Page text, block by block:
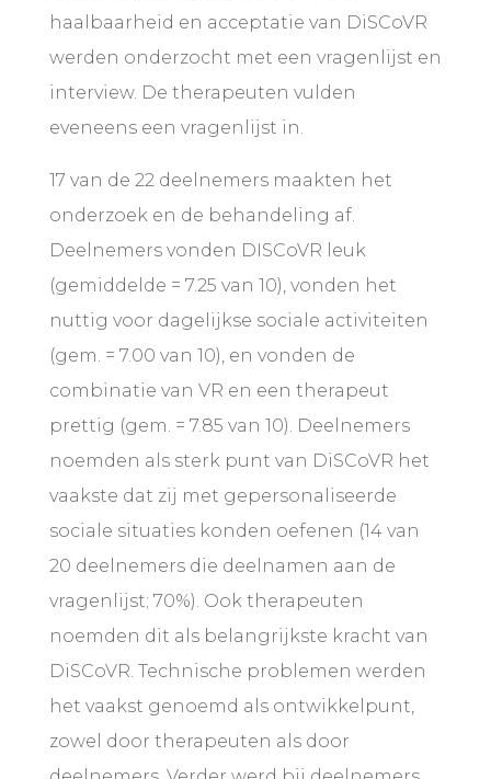
haalbaarheid en acceptatie van DiSCoVR
werden onderzocht met een vragenlijst en
interview. De therapeuten vulden
eveneens een vragenlijst in.
17 van de 22 deelnemers maakten het
onderzoek en de behandeling af.
Deelnemers vonden DISCoVR leuk
(gemiddelde = 7.25 van 10), vonden het
nuttig voor dagelijkse sociale activiteiten
(gem. = 7.00 van 10), en vonden de
combinatie van VR en een therapeut
prettig (gem. = 7.85 van 10). Deelnemers
noemden als sterk punt van DiSCoVR het
vaakste dat zij met gepersonaliseerde
sociale situaties konden oefenen (14 van
20 deelnemers die deelnamen aan de
vragenlijst; 70%). Ook therapeuten
noemden dit als belangrijkste kracht van
DiSCoVR. Technische problemen werden
het vaakst genoemd als ontwikkelpunt,
zowel door therapeuten als door